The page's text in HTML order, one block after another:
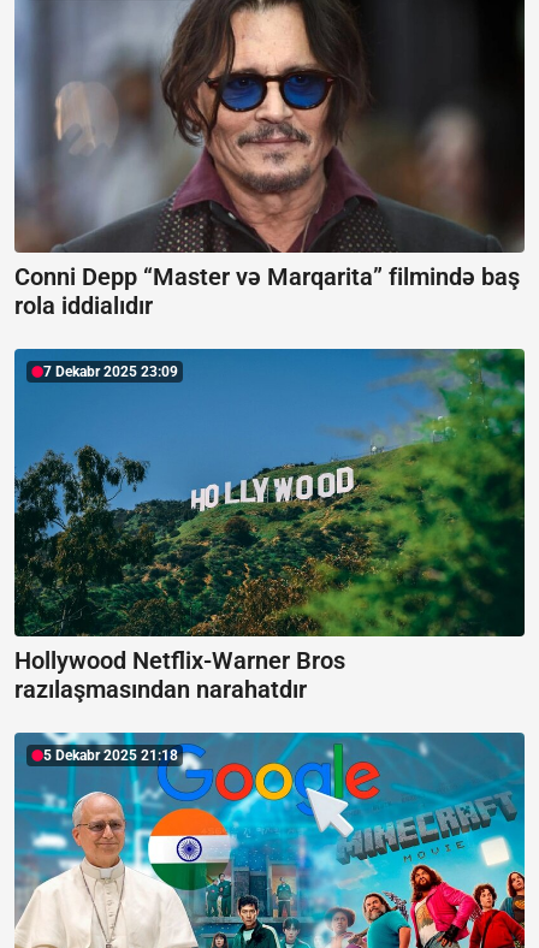
Conni Depp “Master və Marqarita” filmində baş
rola iddialıdır
7 Dekabr 2025 23:09
Hollywood Netflix-Warner Bros
razılaşmasından narahatdır
5 Dekabr 2025 21:18